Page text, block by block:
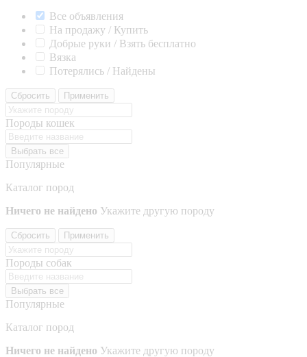
Все объявления
На продажу / Купить
Добрые руки / Взять бесплатно
Вязка
Потерялись / Найдены
Сбросить Применить
Породы кошек
Выбрать все
Популярные
Каталог пород
Ничего не найдено Укажите другую породу
Сбросить Применить
Породы собак
Выбрать все
Популярные
Каталог пород
Ничего не найдено Укажите другую породу